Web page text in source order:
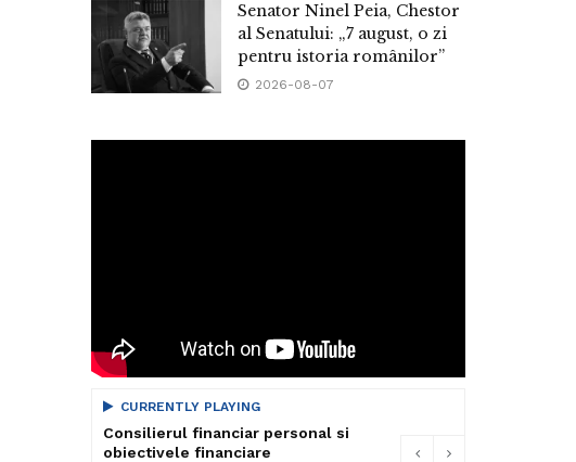
Senator Ninel Peia, Chestor
al Senatului: „7 august, o zi
pentru istoria românilor”
2026-08-07
CURRENTLY PLAYING
Consilierul financiar personal si
obiectivele financiare